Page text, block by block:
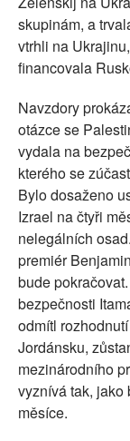
skupinám, a
vtrhli na
financovala
Navzdory
otázce se
vydala na
kterého se
Bylo dosaženo
Izrael na čtyři
nelegálních
premiér
bude
bezpečnosti
odmítl
Jordánsku,
mezinárodního
vyznívá tak,
měsíce.